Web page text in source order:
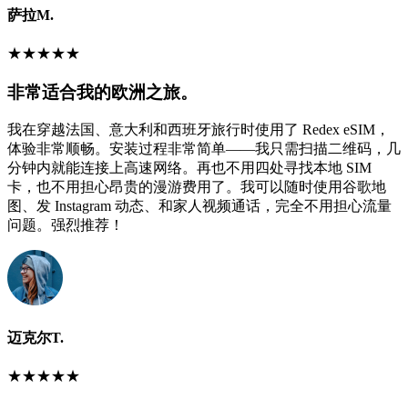
萨拉M.
★★★★★
非常适合我的欧洲之旅。
我在穿越法国、意大利和西班牙旅行时使用了 Redex eSIM，
体验非常顺畅。安装过程非常简单——我只需扫描二维码，几
分钟内就能连接上高速网络。再也不用四处寻找本地 SIM
卡，也不用担心昂贵的漫游费用了。我可以随时使用谷歌地
图、发 Instagram 动态、和家人视频通话，完全不用担心流量
问题。强烈推荐！
迈克尔T.
★★★★★